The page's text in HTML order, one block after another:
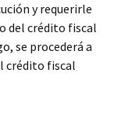
y requerirle
del crédito fiscal
se procederá a
crédito fiscal